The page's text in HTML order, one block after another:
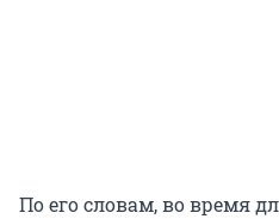
По его словам, во время